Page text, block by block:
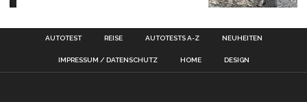
AUTOTEST REISE AUTOTESTS A-Z NEUHEITEN
IMPRESSUM / DATENSCHUTZ HOME DESIGN